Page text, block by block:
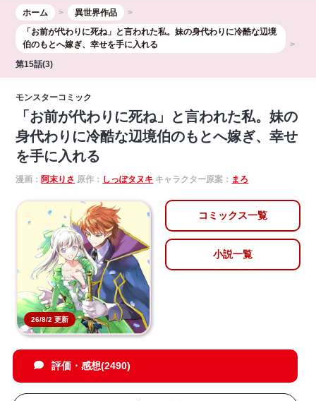
ホーム
異世界作品
「お前が代わりに死ね」と言われた私。妹の身代わりに冷酷な辺境
伯のもとへ嫁ぎ、幸せを手に入れる
第15話(3)
モンスターコミック
「お前が代わりに死ね」と言われた私。妹の
身代わりに冷酷な辺境伯のもとへ嫁ぎ、幸せ
を手に入れる
漫画： 阿末りさ 原作： しっぽタヌキ キャラクター原案： まろ
26/8/2 更新
コミックス一覧
小説一覧
評価・感想(2490)